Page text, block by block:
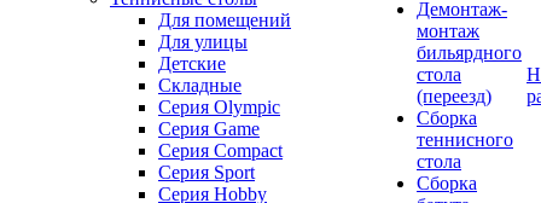
Для помещений
Для улицы
Детские
Складные
Серия Olympic
Серия Game
Серия Compact
Серия Sport
Серия Hobby
Демонтаж-
монтаж
бильярдного
стола
(переезд)
Сборка
теннисного
стола
Сборка